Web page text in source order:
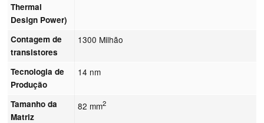
Thermal
Design Power)
Contagem de
transistores
1300 Milhão
Tecnologia de
Produção
14 nm
Tamanho da
Matriz
82 mm2